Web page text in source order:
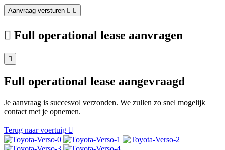
Aanvraag versturen
Full operational lease aanvragen
Full operational lease aangevraagd
Je aanvraag is succesvol verzonden. We zullen zo snel mogelijk
contact met je opnemen.
Terug naar voertuig